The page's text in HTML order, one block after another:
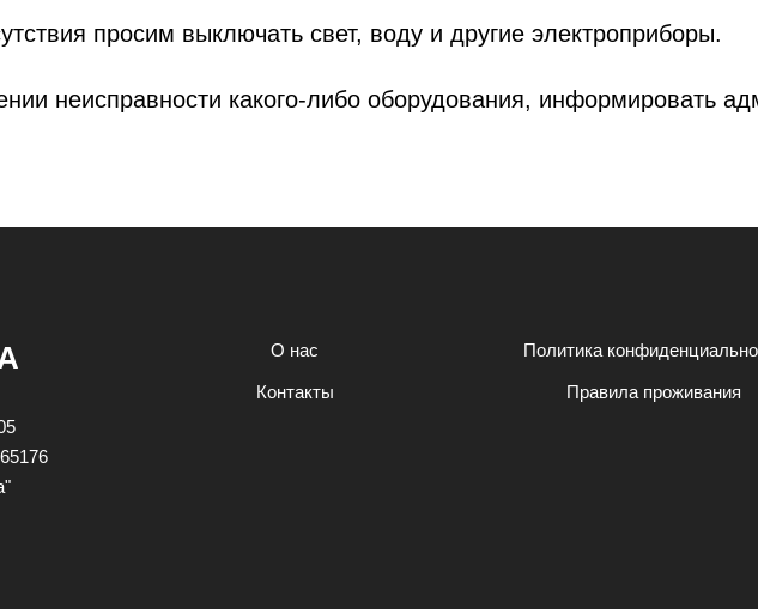
просим выключать свет, воду и другие электроприборы.
неисправности какого-либо оборудования, информировать
О нас
Контакты
Политика
Правила проживания